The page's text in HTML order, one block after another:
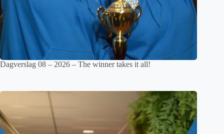
Dagverslag 08 – 2026 – The winner takes it all!